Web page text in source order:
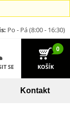
Po - Pá (8:00 - 16:30)
SE
0
KOŠÍK
Kontakt